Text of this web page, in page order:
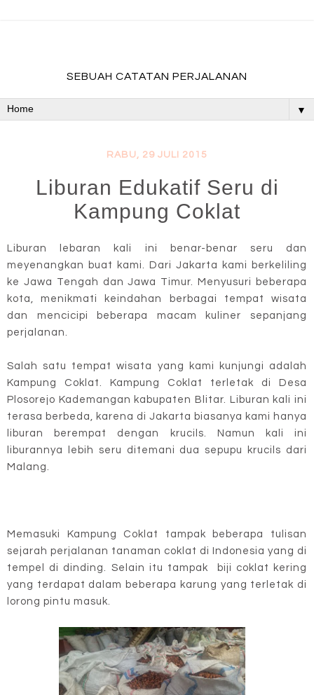
SEBUAH CATATAN PERJALANAN
▼
RABU, 29 JULI 2015
Liburan Edukatif Seru di
Kampung Coklat
Liburan lebaran kali ini benar-benar seru dan
meyenangkan buat kami. Dari Jakarta kami berkeliling
ke Jawa Tengah dan Jawa Timur. Menyusuri beberapa
kota, menikmati keindahan berbagai tempat wisata
dan mencicipi beberapa macam kuliner sepanjang
perjalanan.
Salah satu tempat wisata yang kami kunjungi adalah
Kampung Coklat. Kampung Coklat terletak di Desa
Plosorejo Kademangan kabupaten Blitar. Liburan kali ini
terasa berbeda, karena di Jakarta biasanya kami hanya
liburan berempat dengan krucils. Namun kali ini
liburannya lebih seru ditemani dua sepupu krucils dari
Malang.
Memasuki Kampung Coklat tampak beberapa tulisan
sejarah perjalanan tanaman coklat di Indonesia yang di
tempel di dinding. Selain itu tampak biji coklat kering
yang terdapat dalam beberapa karung yang terletak di
lorong pintu masuk.